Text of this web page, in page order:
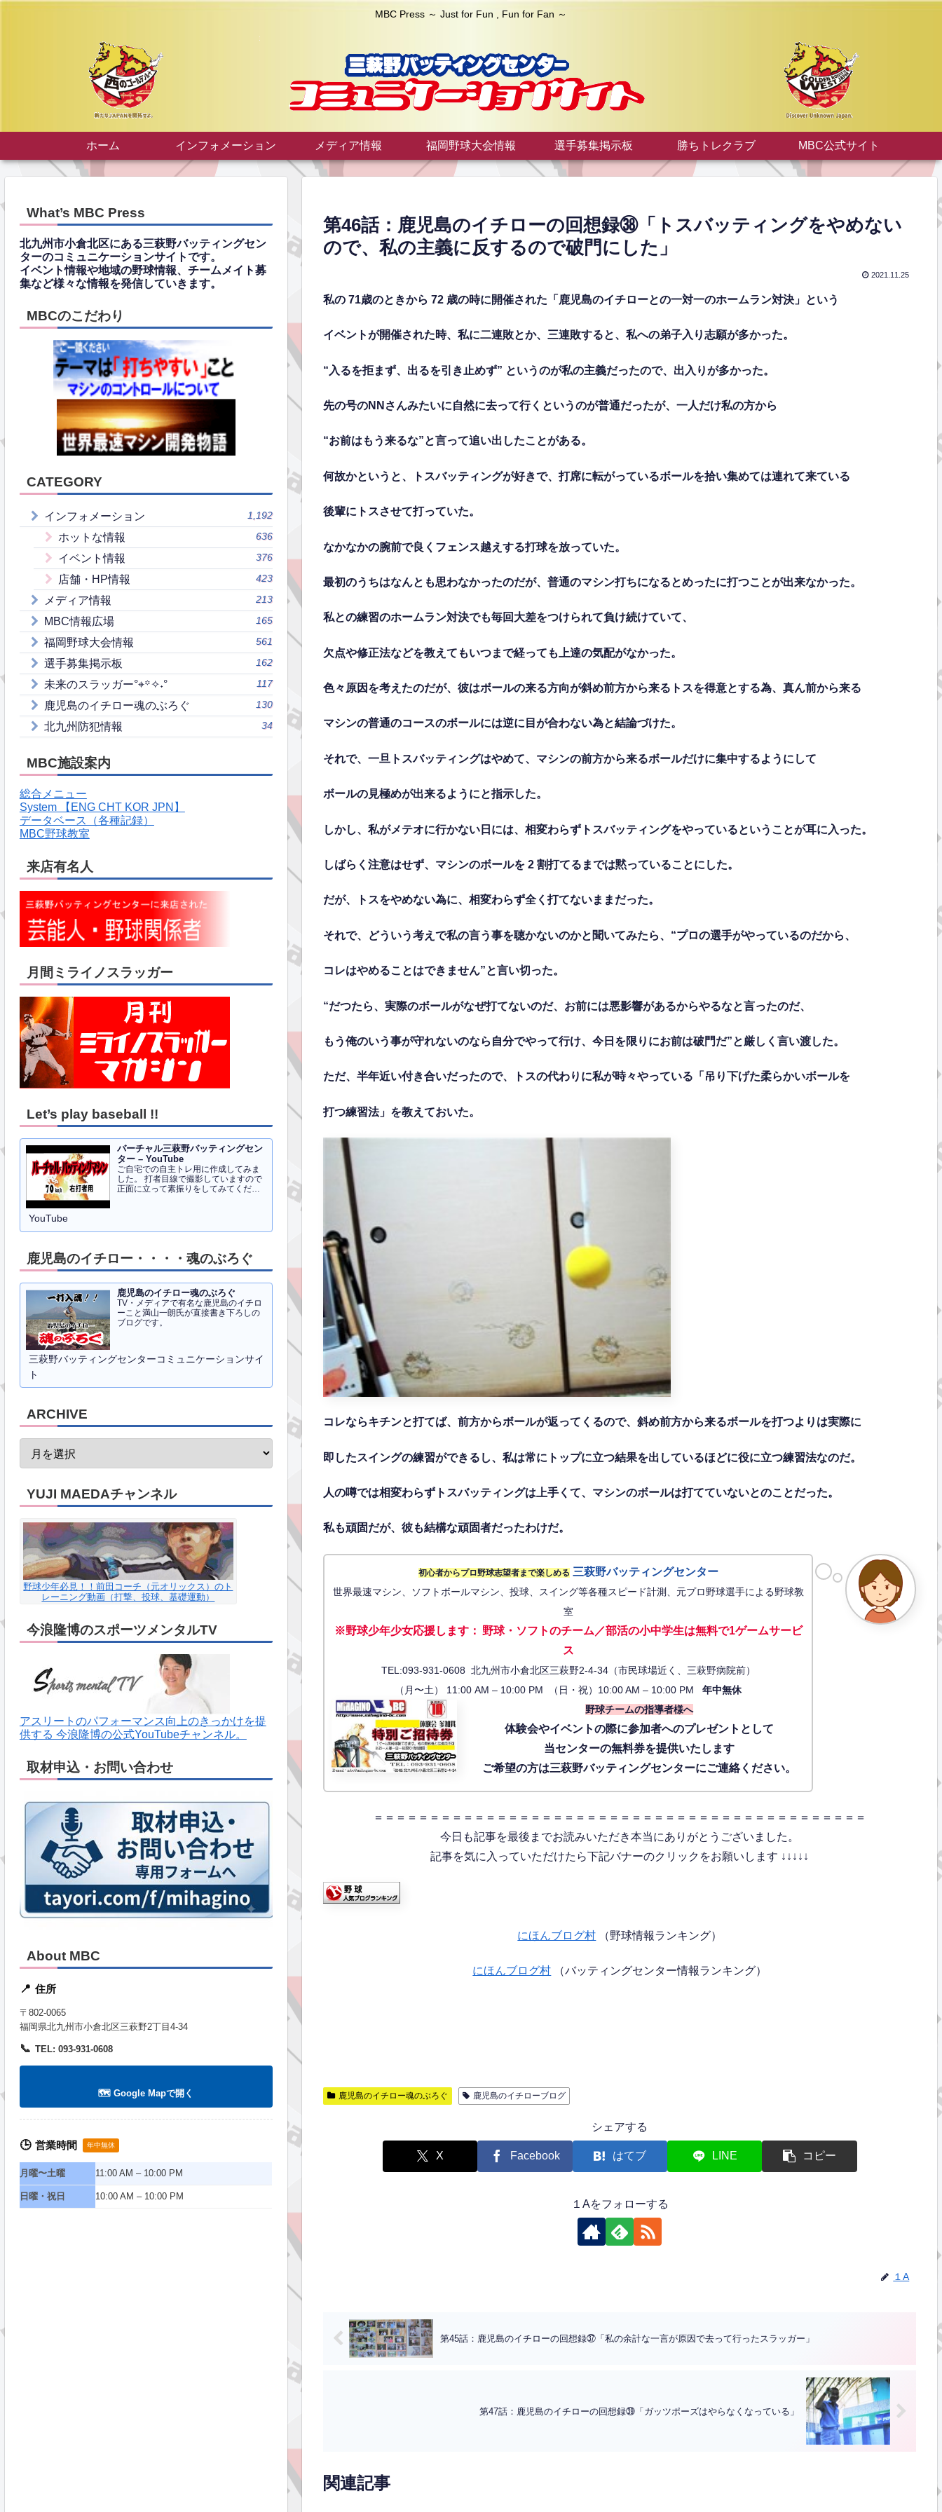
MBC Press ～ Just for Fun , Fun for Fan ～
ホーム インフォメーション メディア情報 福岡野球大会情報 選手募集掲示板 勝ちトレクラブ MBC公式サイト
第46話：鹿児島のイチローの回想録㊳「トスバッティングをやめない
ので、私の主義に反するので破門にした」
2021.11.25
私の 71歳のときから 72 歳の時に開催された「鹿児島のイチローとの一対一のホームラン対決」という
イベントが開催された時、私に二連敗とか、三連敗すると、私への弟子入り志願が多かった。
“入るを拒まず、出るを引き止めず” というのが私の主義だったので、出入りが多かった。
先の号のNNさんみたいに自然に去って行くというのが普通だったが、一人だけ私の方から
“お前はもう来るな”と言って追い出したことがある。
何故かというと、トスバッティングが好きで、打席に転がっているボールを拾い集めては連れて来ている
後輩にトスさせて打っていた。
なかなかの腕前で良くフェンス越えする打球を放っていた。
最初のうちはなんとも思わなかったのだが、普通のマシン打ちになるとめったに打つことが出来なかった。
私との練習のホームラン対決でも毎回大差をつけられて負け続けていて、
欠点や修正法などを教えてもいつまで経っても上達の気配がなかった。
色々原因を考えたのだが、彼はボールの来る方向が斜め前方から来るトスを得意とする為、真ん前から来る
マシンの普通のコースのボールには逆に目が合わない為と結論づけた。
それで、一旦トスバッティングはやめて、マシンの前方から来るボールだけに集中するようにして
ボールの見極めが出来るようにと指示した。
しかし、私がメテオに行かない日には、相変わらずトスバッティングをやっているということが耳に入った。
しばらく注意はせず、マシンのボールを 2 割打てるまでは黙っていることにした。
だが、トスをやめない為に、相変わらず全く打てないままだった。
それで、どういう考えで私の言う事を聴かないのかと聞いてみたら、“プロの選手がやっているのだから、
コレはやめることはできません”と言い切った。
“だつたら、実際のボールがなぜ打てないのだ、お前には悪影響があるからやるなと言ったのだ、
もう俺のいう事が守れないのなら自分でやって行け、今日を限りにお前は破門だ”と厳しく言い渡した。
ただ、半年近い付き合いだったので、トスの代わりに私が時々やっている「吊り下げた柔らかいボールを
打つ練習法」を教えておいた。
コレならキチンと打てば、前方からボールが返ってくるので、斜め前方から来るボールを打つよりは実際に
即したスイングの練習ができるし、私は常にトップに立つ結果を出しているほどに役に立つ練習法なのだ。
人の噂では相変わらずトスバッティングは上手くて、マシンのボールは打てていないとのことだった。
私も頑固だが、彼も結構な頑固者だったわけだ。
初心者からプロ野球志望者まで楽しめる 三萩野バッティングセンター
世界最速マシン、ソフトボールマシン、投球、スイング等各種スピード計測、元プロ野球選手による野球教
室
※野球少年少女応援します： 野球・ソフトのチーム／部活の小中学生は無料で1ゲームサービ
ス
TEL:093-931-0608 北九州市小倉北区三萩野2-4-34（市民球場近く、三萩野病院前）
（月〜土） 11:00 AM – 10:00 PM （日・祝）10:00 AM – 10:00 PM年中無休
野球チームの指導者様へ
体験会やイベントの際に参加者へのプレゼントとして
当センターの無料券を提供いたします
ご希望の方は三萩野バッティングセンターにご連絡ください。
＝＝＝＝＝＝＝＝＝＝＝＝＝＝＝＝＝＝＝＝＝＝＝＝＝＝＝＝＝＝＝＝＝＝＝＝＝＝＝＝＝＝＝＝
今日も記事を最後までお読みいただき本当にありがとうございました。
記事を気に入っていただけたら下記バナーのクリックをお願いします ↓↓↓↓↓
にほんブログ村 （野球情報ランキング）
にほんブログ村 （バッティングセンター情報ランキング）
鹿児島のイチロー魂のぶろぐ 鹿児島のイチローブログ
シェアする
X Facebook はてブ LINE コピー
１Aをフォローする
１A
第45話：鹿児島のイチローの回想録㊲「私の余計な一言が原因で去って行ったスラッガー」
第47話：鹿児島のイチローの回想録㊴「ガッツポーズはやらなくなっている」
関連記事
What’s MBC Press
北九州市小倉北区にある三萩野バッティングセン
ターのコミュニケーションサイトです。
イベント情報や地域の野球情報、チームメイト募
集など様々な情報を発信していきます。
MBCのこだわり
CATEGORY
インフォメーション 1,192
ホットな情報 636
イベント情報 376
店舗・HP情報 423
メディア情報 213
MBC情報広場 165
福岡野球大会情報 561
選手募集掲示板 162
未来のスラッガー°⌖꙳✧˖° 117
鹿児島のイチロー魂のぶろぐ 130
北九州防犯情報 34
MBC施設案内
総合メニュー
System 【ENG CHT KOR JPN】
データベース（各種記録）
MBC野球教室
来店有名人
月間ミライノスラッガー
Let’s play baseball !!
バーチャル三萩野バッティングセン
ター – YouTube
ご自宅での自主トレ用に作成してみま
した。 打者目線で撮影していますので
正面に立って素振りをしてみてくださ
YouTube
鹿児島のイチロー・・・・魂のぶろぐ
鹿児島のイチロー魂のぶろぐ
TV・メディアで有名な鹿児島のイチロ
ーこと満山一朗氏が直接書き下ろしの
ブログです。
三萩野バッティングセンターコミュニケーションサイ
ト
ARCHIVE
YUJI MAEDAチャンネル
野球少年必見！！前田コーチ（元オリックス）のト
レーニング動画（打撃、投球、基礎運動）
今浪隆博のスポーツメンタルTV
アスリートのパフォーマンス向上のきっかけを提
供する 今浪隆博の公式YouTubeチャンネル。
取材申込・お問い合わせ
About MBC
📍 住所
〒802-0065
福岡県北九州市小倉北区三萩野2丁目4-34
📞 TEL: 093-931-0608
🗺️ Google Mapで開く
🕒 営業時間 年中無休
月曜〜土曜 11:00 AM – 10:00 PM
日曜・祝日 10:00 AM – 10:00 PM